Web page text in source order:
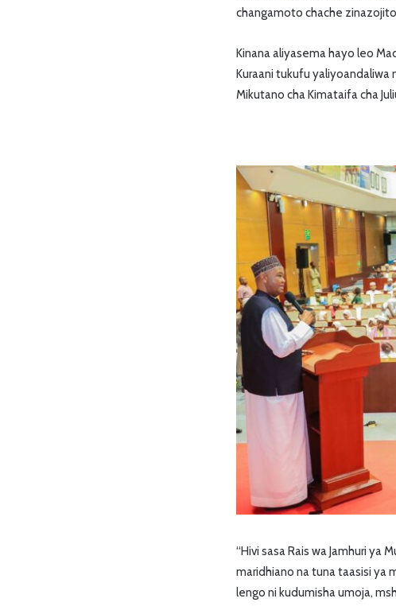
changamoto chache
Kinana aliyasema hayo leo
Kuraani tukufu yaliyoandaliwa
Mikutano cha Kimataifa cha
“Hivi sasa Rais wa Jamhuri ya
maridhiano na tuna taasisi ya
lengo ni kudumisha umoja,